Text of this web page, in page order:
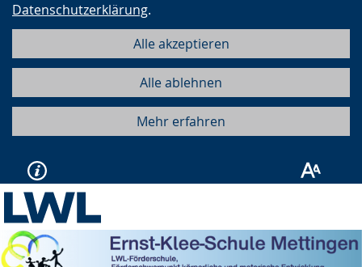
Datenschutzerklärung.
Alle akzeptieren
Alle ablehnen
Mehr erfahren